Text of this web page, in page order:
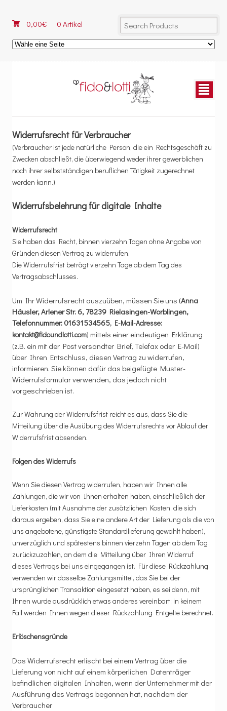
0,00€ 0 Artikel
fido & lotti
²
Widerrufsrecht für Verbraucher
(Verbraucher ist jede natürliche Person, die ein Rechtsgeschäft zu
Zwecken abschließt, die überwiegend weder ihrer gewerblichen
noch ihrer selbstständigen beruflichen Tätigkeit zugerechnet
werden kann.)
Widerrufsbelehrung für digitale Inhalte
Widerrufsrecht
Sie haben das Recht, binnen vierzehn Tagen ohne Angabe von
Gründen diesen Vertrag zu widerrufen.
Die Widerrufsfrist beträgt vierzehn Tage ab dem Tag des
Vertragsabschlusses.
Um Ihr Widerrufsrecht auszuüben, müssen Sie uns (Anna
Häusler, Arlener Str. 6, 78239 Rielasingen-Worblingen,
Telefonnummer: 01631534565, E-Mail-Adresse:
kontakt@fidoundlotti.com) mittels einer eindeutigen Erklärung
(z.B. ein mit der Post versandter Brief, Telefax oder E-Mail)
über Ihren Entschluss, diesen Vertrag zu widerrufen,
informieren. Sie können dafür das beigefügte Muster-
Widerrufsformular verwenden, das jedoch nicht
vorgeschrieben ist.
Zur Wahrung der Widerrufsfrist reicht es aus, dass Sie die
Mitteilung über die Ausübung des Widerrufsrechts vor Ablauf der
Widerrufsfrist absenden.
Folgen des Widerrufs
Wenn Sie diesen Vertrag widerrufen, haben wir Ihnen alle
Zahlungen, die wir von Ihnen erhalten haben, einschließlich der
Lieferkosten (mit Ausnahme der zusätzlichen Kosten, die sich
daraus ergeben, dass Sie eine andere Art der Lieferung als die von
uns angebotene, günstigste Standardlieferung gewählt haben),
unverzüglich und spätestens binnen vierzehn Tagen ab dem Tag
zurückzuzahlen, an dem die Mitteilung über Ihren Widerruf
dieses Vertrags bei uns eingegangen ist. Für diese Rückzahlung
verwenden wir dasselbe Zahlungsmittel, das Sie bei der
ursprünglichen Transaktion eingesetzt haben, es sei denn, mit
Ihnen wurde ausdrücklich etwas anderes vereinbart; in keinem
Fall werden Ihnen wegen dieser Rückzahlung Entgelte berechnet.
Erlöschensgründe
Das Widerrufsrecht erlischt bei einem Vertrag über die
Lieferung von nicht auf einem körperlichen Datenträger
befindlichen digitalen Inhalten, wenn der Unternehmer mit der
Ausführung des Vertrags begonnen hat, nachdem der
Verbraucher